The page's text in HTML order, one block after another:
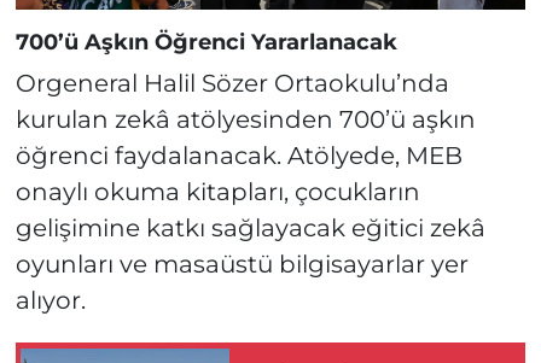
700’ü Aşkın Öğrenci Yararlanacak
Orgeneral Halil Sözer Ortaokulu’nda
kurulan zekâ atölyesinden 700’ü aşkın
öğrenci faydalanacak. Atölyede, MEB
onaylı okuma kitapları, çocukların
gelişimine katkı sağlayacak eğitici zekâ
oyunları ve masaüstü bilgisayarlar yer
alıyor.